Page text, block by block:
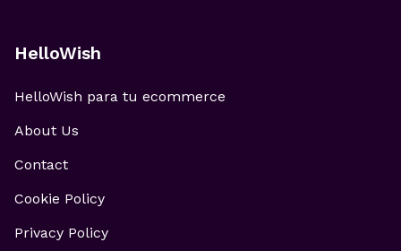
HelloWish
HelloWish para tu ecommerce
About Us
Contact
Cookie Policy
Privacy Policy